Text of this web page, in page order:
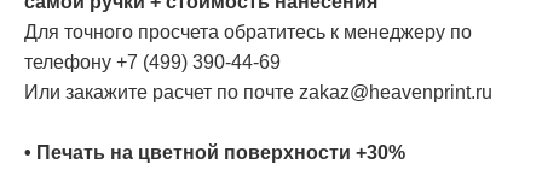
Для точного просчета обратитесь к менеджеру по
телефону +7 (499) 390-44-69
Или закажите расчет по почте zakaz@heavenprint.ru
• Печать на цветной поверхности +30%